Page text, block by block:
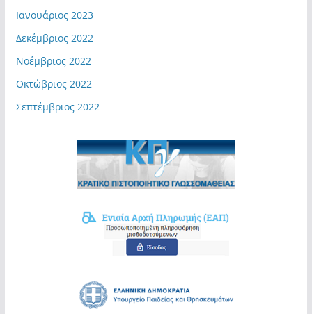
Ιανουάριος 2023
Δεκέμβριος 2022
Νοέμβριος 2022
Οκτώβριος 2022
Σεπτέμβριος 2022